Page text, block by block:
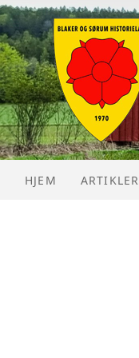
HJEM ARTIKLER